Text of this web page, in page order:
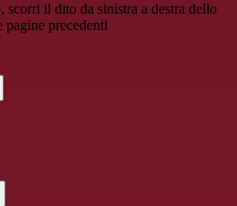
scorri il dito da sinistra a destra dello
pagine precedenti